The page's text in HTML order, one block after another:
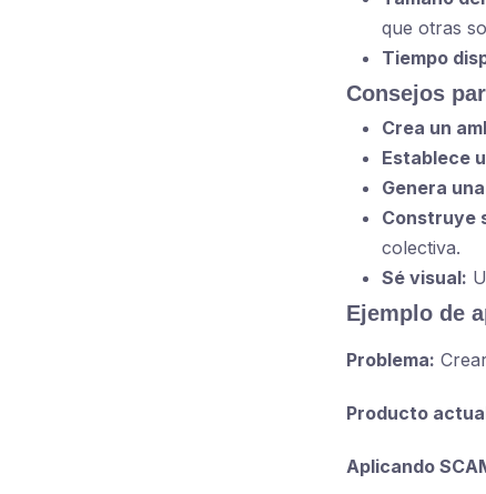
que otras
Tiempo
Consejos
Crea un
Establece
Genera
Construye
colectiva.
Sé visual:
Ejemplo de
Problema:
Producto
Aplicando